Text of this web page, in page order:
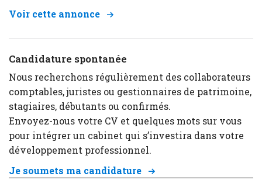
Voir cette annonce
Candidature spontanée
Nous recherchons régulièrement des collaborateurs
comptables, juristes ou gestionnaires de patrimoine,
stagiaires, débutants ou confirmés.
Envoyez-nous votre CV et quelques mots sur vous
pour intégrer un cabinet qui s’investira dans votre
développement professionnel.
Je soumets ma candidature